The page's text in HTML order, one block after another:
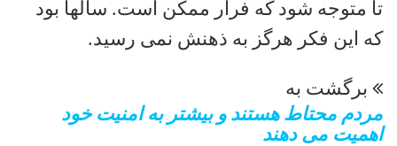
تا متوجه شود که فرار ممکن است. سالها بود
که این فکر هرگز به ذهنش نمی رسید.
برگشت به
مردم محتاط هستند و بیشتر به امنیت خود
اهمیت می دهند